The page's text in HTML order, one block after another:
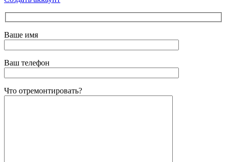
Ваше имя
Ваш телефон
Что отремонтировать?